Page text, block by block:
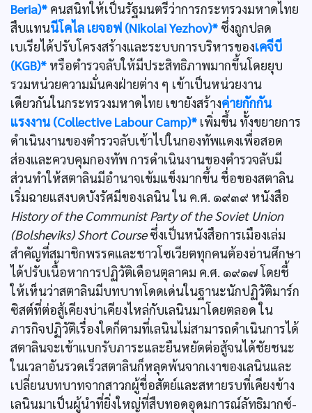
Beria)* คนสนิทให้เป็นรัฐมนตรีว่าการกระทรวงมหาดไทย
สืบแทนนีโคไล เยจอฟ (Nikolai Yezhov)* ซึ่งถูกปลด
เบเรียได้ปรับโครงสร้างและระบบการบริหารของเคจีบี
(KGB)* หรือตำรวจลับให้มีประสิทธิภาพมากขึ้นโดยยุบ
รวมหน่วยความมั่นคงฝ่ายต่าง ๆ เข้าเป็นหน่วยงาน
เดียวกันในกระทรวงมหาดไทย เขายังสร้างค่ายกักกัน
แรงงาน (Collective Labour Camp)* เพิ่มขึ้น ทั้งขยายการ
ดำเนินงานของตำรวจลับเข้าไปในกองทัพแดงเพื่อสอด
ส่องและควบคุมกองทัพ การดำเนินงานของตำรวจลับมี
ส่วนทำให้สตาลินมีอำนาจเข้มแข็งมากขึ้น ชื่อของสตาลิน
เริ่มฉายแสงบดบังรัศมีของเลนิน ใน ค.ศ. ๑๙๓๙ หนังสือ
History of the Communist Party of the Soviet Union
(Bolsheviks) Short Courseซึ่งเป็นหนังสือการเมืองเล่ม
สำคัญที่สมาชิกพรรคและชาวโซเวียตทุกคนต้องอ่านศึกษา
ได้ปรับเนื้อหาการปฏิวัติเดือนตุลาคม ค.ศ. ๑๙๑๗ โดยชี้
ให้เห็นว่าสตาลินมีบทบาทโดดเด่นในฐานะนักปฏิวัติมาร์ก
ซิสต์ที่ต่อสู้เคียงบ่าเคียงไหล่กับเลนินมาโดยตลอด ใน
ภารกิจปฏิวัติเรื่องใดก็ตามที่เลนินไม่สามารถดำเนินการได้
สตาลินจะเข้าแบกรับภาระและยืนหยัดต่อสู้จนได้ชัยชนะ
ในเวลาอันรวดเร็วสตาลินก็หลุดพ้นจากเงาของเลนินและ
เปลี่ยนบทบาทจากสาวกผู้ชื่อสัตย์และสหายรบที่เคียงข้าง
เลนินมาเป็นผู้นำที่ยิ่งใหญ่ที่สืบทอดอุดมการณ์ลัทธิมากซ์-